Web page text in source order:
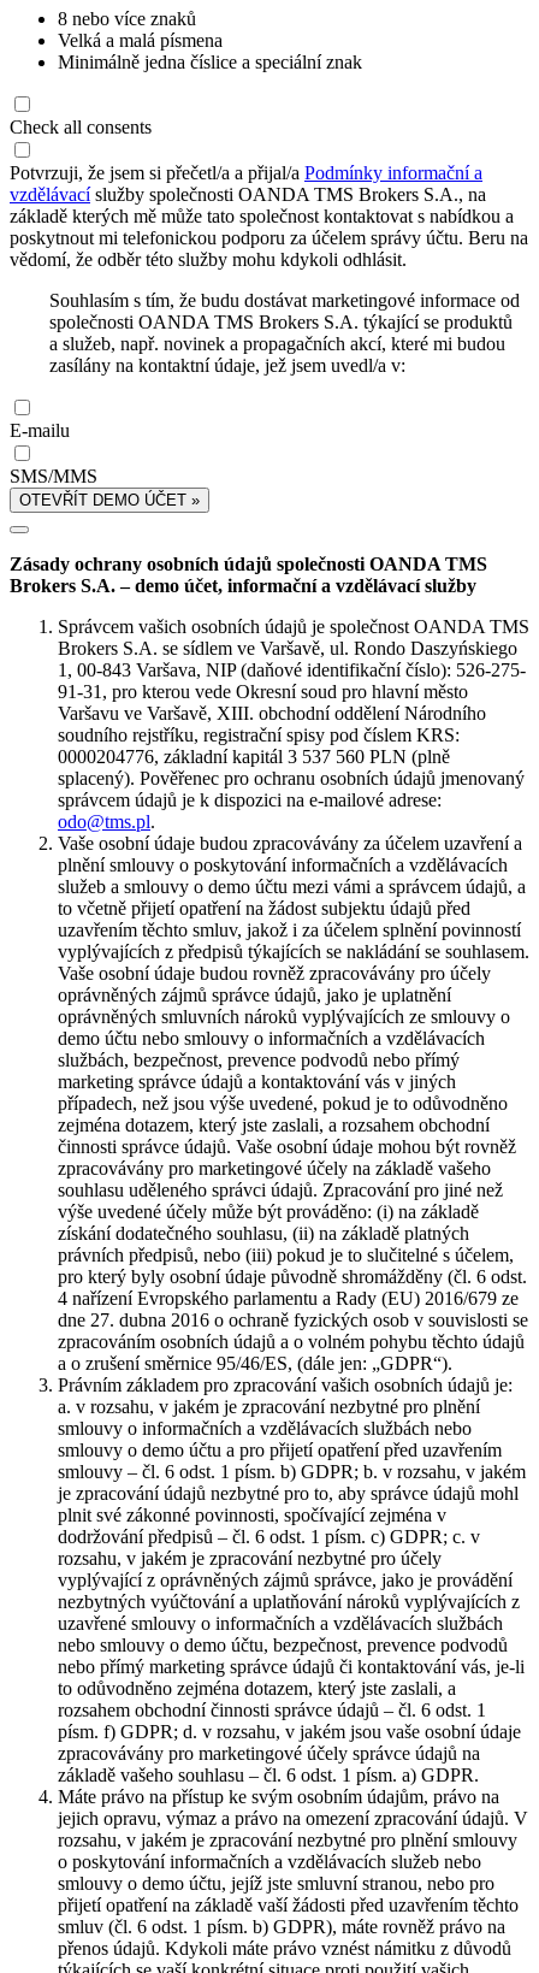
8 nebo více znaků
Velká a malá písmena
Minimálně jedna číslice a speciální znak
Check all consents
Potvrzuji, že jsem si přečetl/a a přijal/a Podmínky informační a
vzdělávacíslužby společnosti OANDA TMS Brokers S.A., na
základě kterých mě může tato společnost kontaktovat s nabídkou a
poskytnout mi telefonickou podporu za účelem správy účtu. Beru na
vědomí, že odběr této služby mohu kdykoli odhlásit.
Souhlasím s tím, že budu dostávat marketingové informace od
společnosti OANDA TMS Brokers S.A. týkající se produktů
a služeb, např. novinek a propagačních akcí, které mi budou
zasílány na kontaktní údaje, jež jsem uvedl/a v:
E-mailu
SMS/MMS
OTEVŘÍT DEMO ÚČET »
Zásady ochrany osobních údajů společnosti OANDA TMS
Brokers S.A. – demo účet, informační a vzdělávací služby
Správcem vašich osobních údajů je společnost OANDA TMS
Brokers S.A. se sídlem ve Varšavě, ul. Rondo Daszyńskiego
1, 00-843 Varšava, NIP (daňové identifikační číslo): 526-275-
91-31, pro kterou vede Okresní soud pro hlavní město
Varšavu ve Varšavě, XIII. obchodní oddělení Národního
soudního rejstříku, registrační spisy pod číslem KRS:
0000204776, základní kapitál 3 537 560 PLN (plně
splacený). Pověřenec pro ochranu osobních údajů jmenovaný
správcem údajů je k dispozici na e-mailové adrese:
odo@tms.pl.
Vaše osobní údaje budou zpracovávány za účelem uzavření a
plnění smlouvy o poskytování informačních a vzdělávacích
služeb a smlouvy o demo účtu mezi vámi a správcem údajů, a
to včetně přijetí opatření na žádost subjektu údajů před
uzavřením těchto smluv, jakož i za účelem splnění povinností
vyplývajících z předpisů týkajících se nakládání se souhlasem.
Vaše osobní údaje budou rovněž zpracovávány pro účely
oprávněných zájmů správce údajů, jako je uplatnění
oprávněných smluvních nároků vyplývajících ze smlouvy o
demo účtu nebo smlouvy o informačních a vzdělávacích
službách, bezpečnost, prevence podvodů nebo přímý
marketing správce údajů a kontaktování vás v jiných
případech, než jsou výše uvedené, pokud je to odůvodněno
zejména dotazem, který jste zaslali, a rozsahem obchodní
činnosti správce údajů. Vaše osobní údaje mohou být rovněž
zpracovávány pro marketingové účely na základě vašeho
souhlasu uděleného správci údajů. Zpracování pro jiné než
výše uvedené účely může být prováděno: (i) na základě
získání dodatečného souhlasu, (ii) na základě platných
právních předpisů, nebo (iii) pokud je to slučitelné s účelem,
pro který byly osobní údaje původně shromážděny (čl. 6 odst.
4 nařízení Evropského parlamentu a Rady (EU) 2016/679 ze
dne 27. dubna 2016 o ochraně fyzických osob v souvislosti se
zpracováním osobních údajů a o volném pohybu těchto údajů
a o zrušení směrnice 95/46/ES, (dále jen: „GDPR“).
Právním základem pro zpracování vašich osobních údajů je:
a. v rozsahu, v jakém je zpracování nezbytné pro plnění
smlouvy o informačních a vzdělávacích službách nebo
smlouvy o demo účtu a pro přijetí opatření před uzavřením
smlouvy – čl. 6 odst. 1 písm. b) GDPR; b. v rozsahu, v jakém
je zpracování údajů nezbytné pro to, aby správce údajů mohl
plnit své zákonné povinnosti, spočívající zejména v
dodržování předpisů – čl. 6 odst. 1 písm. c) GDPR; c. v
rozsahu, v jakém je zpracování nezbytné pro účely
vyplývající z oprávněných zájmů správce, jako je provádění
nezbytných vyúčtování a uplatňování nároků vyplývajících z
uzavřené smlouvy o informačních a vzdělávacích službách
nebo smlouvy o demo účtu, bezpečnost, prevence podvodů
nebo přímý marketing správce údajů či kontaktování vás, je-li
to odůvodněno zejména dotazem, který jste zaslali, a
rozsahem obchodní činnosti správce údajů – čl. 6 odst. 1
písm. f) GDPR; d. v rozsahu, v jakém jsou vaše osobní údaje
zpracovávány pro marketingové účely správce údajů na
základě vašeho souhlasu – čl. 6 odst. 1 písm. a) GDPR.
Máte právo na přístup ke svým osobním údajům, právo na
jejich opravu, výmaz a právo na omezení zpracování údajů. V
rozsahu, v jakém je zpracování nezbytné pro plnění smlouvy
o poskytování informačních a vzdělávacích služeb nebo
smlouvy o demo účtu, jejíž jste smluvní stranou, nebo pro
přijetí opatření na základě vaší žádosti před uzavřením těchto
smluv (čl. 6 odst. 1 písm. b) GDPR), máte rovněž právo na
přenos údajů. Kdykoli máte právo vznést námitku z důvodů